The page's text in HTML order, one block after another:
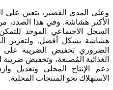
وعلى المدى القصير، يتعين على
الأكثر هشاشة. وفي هذا الصدد،
السجل الاجتماعي الموحد
هشاشة بشكل أفضل. ولتعزيز
الضروري تخفيض الضريبة على
الغذائية المُصنعة، وتخفيض
دعم الإنتاج المحلي وتعديل
الاستهلاك نحو المنتجات المحلية.